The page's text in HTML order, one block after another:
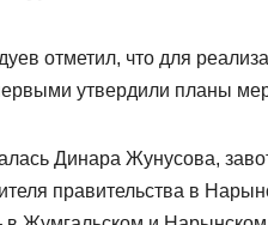
отметил, что для
утвердили планы
Динара Жунусова,
правительства в